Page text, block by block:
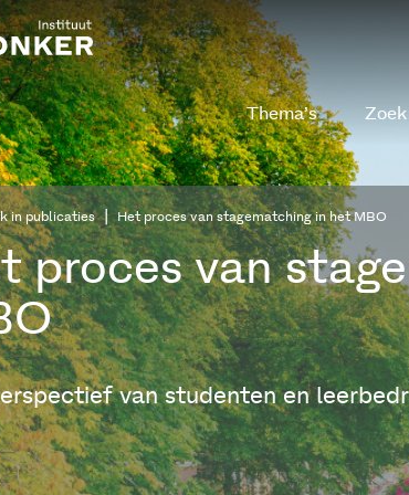
Thema’s
in publicaties | Het proces van stagematching in het MBO
proces van
van studenten en